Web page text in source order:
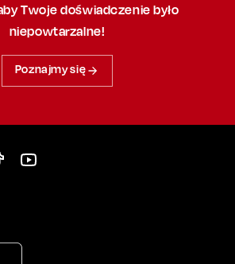
Twoje doświadczenie było
niepowtarzalne!
Poznajmy się